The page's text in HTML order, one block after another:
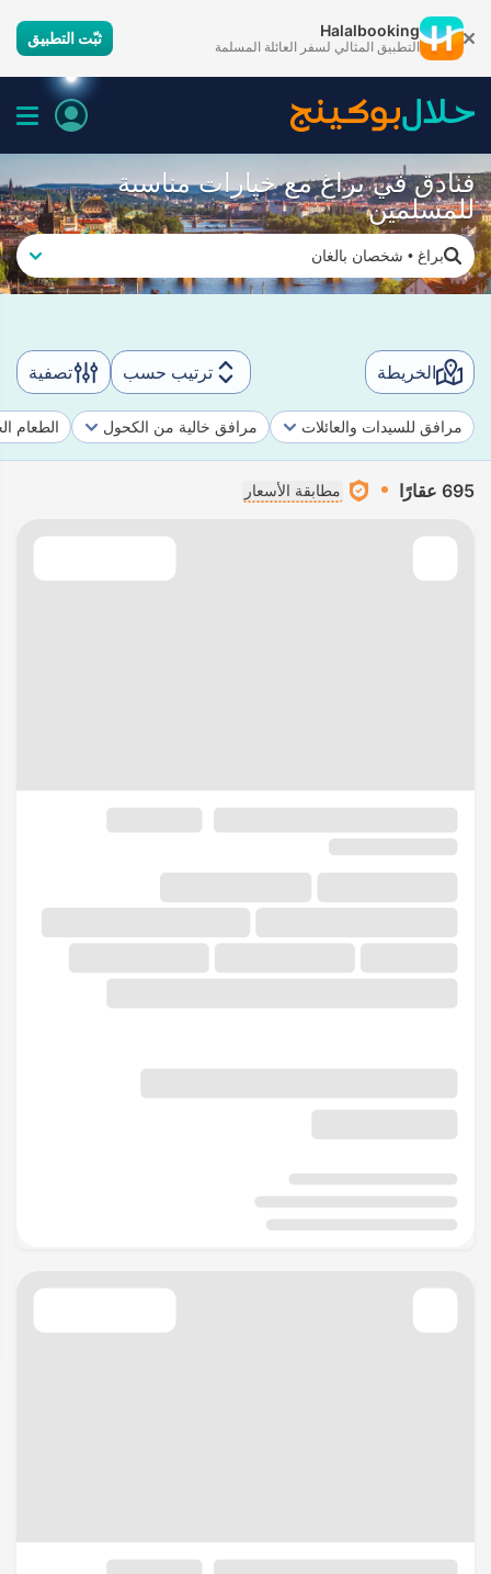
Halalbooking
التطبيق المثالي لسفر العائلة المسلمة ثبّت التطبيق
فنادق في براغ مع خيارات مناسبة
للمسلمين
براغ • شخصان بالغان
الخريطة ترتيب حسب تصفية
مرافق للسيدات والعائلات مرافق خالية من الكحول الطعام
695 عقارًا مطابقة الأسعار